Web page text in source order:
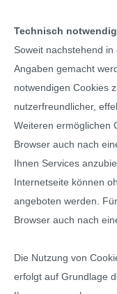
Technisch
Soweit nachstehend
Angaben gemacht
notwendigen Cookies
nutzerfreundlicher,
Weiteren ermöglichen
Browser auch nach
Ihnen Services
Internetseite können
angeboten werden.
Browser auch nach
Die Nutzung von
erfolgt auf Grundlage